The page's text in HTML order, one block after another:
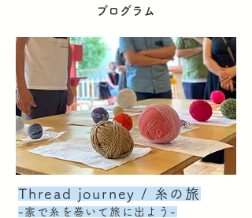
プログラム
Thread journey / 糸の旅
-家で糸を巻いて旅に出よう-